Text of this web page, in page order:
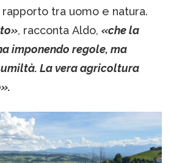
tra uomo e natura.
, racconta Aldo, «che la
imponendo regole, ma
La vera agricoltura